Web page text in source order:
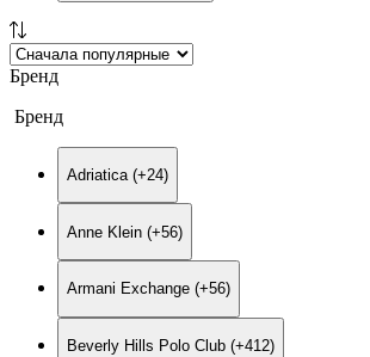
Бренд
Бренд
Adriatica (+24)
Anne Klein (+56)
Armani Exchange (+56)
Beverly Hills Polo Club (+412)